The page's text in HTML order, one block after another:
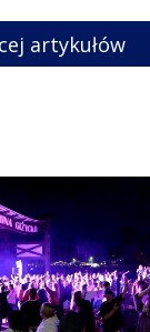
artykułów